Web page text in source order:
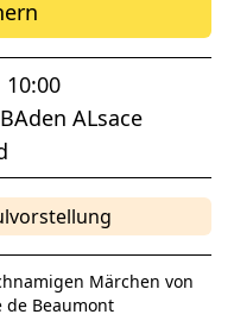
ALsace
Märchen von
de Beaumont